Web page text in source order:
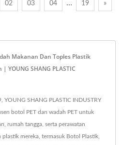
02 03 04 … 19 »
Makanan Dan Toples Plastik
YOUNG SHANG PLASTIC
YOUNG SHANG PLASTIC INDUSTRY
botol PET dan wadah PET untuk
rumah tangga, serta perawatan
mereka, termasuk Botol Plastik,